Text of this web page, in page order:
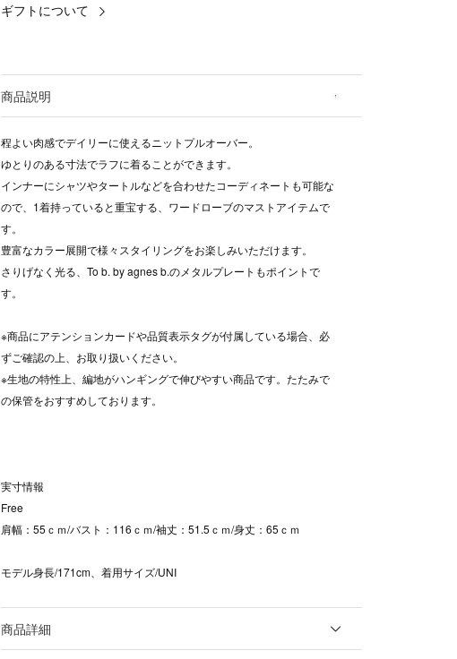
ギフトについて
商品説明
程よい肉感でデイリーに使えるニットプルオーバー。
ゆとりのある寸法でラフに着ることができます。
インナーにシャツやタートルなどを合わせたコーディネートも可能な
ので、1着持っていると重宝する、ワードローブのマストアイテムで
す。
豊富なカラー展開で様々スタイリングをお楽しみいただけます。
さりげなく光る、To b. by agnes b.のメタルプレートもポイントで
す。
※商品にアテンションカードや品質表示タグが付属している場合、必
ずご確認の上、お取り扱いください。
※生地の特性上、編地がハンギングで伸びやすい商品です。たたみで
の保管をおすすめしております。
実寸情報
Free
肩幅：55ｃｍ/バスト：116ｃｍ/袖丈：51.5ｃｍ/身丈：65ｃｍ
モデル身長/171cm、着用サイズ/UNI
商品詳細